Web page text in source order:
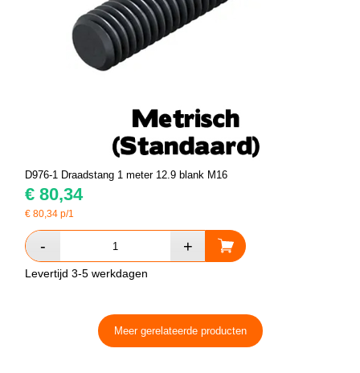
D976-1 Draadstang 1 meter 12.9 blank M16
€ 80,34
€80,34 p/1
Levertijd 3-5 werkdagen
Meer gerelateerde producten